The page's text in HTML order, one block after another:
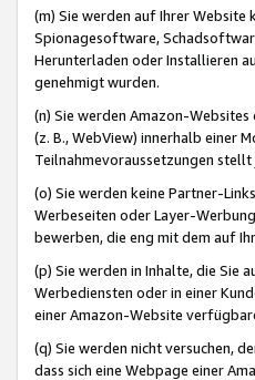
(m) Sie werden auf Ihrer
Spionagesoftware,
Herunterladen oder Installieren
genehmigt wurden.
(n) Sie werden Amazon-
(z. B., WebView) innerhalb einer
Teilnahmevoraussetzungen
(o) Sie werden keine Partner-
Werbeseiten oder Layer-
bewerben, die eng mit dem auf
(p) Sie werden in Inhalte, die Sie
Werbediensten oder in einer
einer Amazon-Website
(q) Sie werden nicht versuchen,
dass sich eine Webpage einer